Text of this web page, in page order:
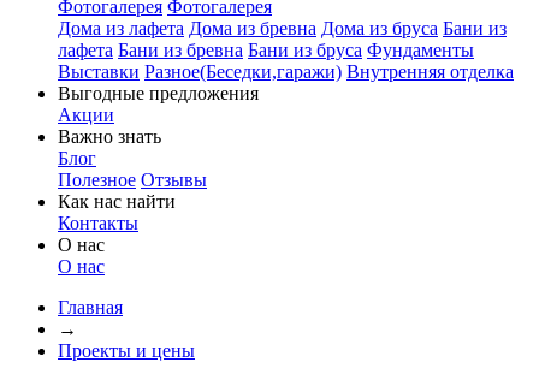
Фотогалерея Фотогалерея
Дома из лафета Дома из бревна Дома из бруса Бани из
лафета Бани из бревна Бани из бруса Фундаменты
Выставки Разное(Беседки,гаражи) Внутренняя отделка
Выгодные предложения
Акции
Важно знать
Блог
Полезное Отзывы
Как нас найти
Контакты
О нас
О нас
Главная
→
Проекты и цены